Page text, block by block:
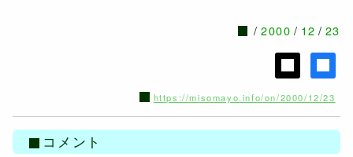
2000 12 23
https://misomayo.info/on/2000/12/23
コメント